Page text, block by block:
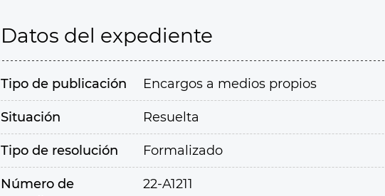
Datos del expediente
Tipo de publicación Encargos a medios propios
Situación Resuelta
Tipo de resolución Formalizado
Número de
22-A1211